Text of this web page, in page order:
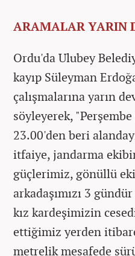
ARAMALAR YARIN
Ordu'da Ulubey
kayıp Süleyman
çalışmalarına yarın
söyleyerek,
23.00'den beri
itfaiye, jandarma
güçlerimiz, gönüllü
arkadaşımızı 3
kız kardeşimizin
ettiğimiz yerden
metrelik mesafede